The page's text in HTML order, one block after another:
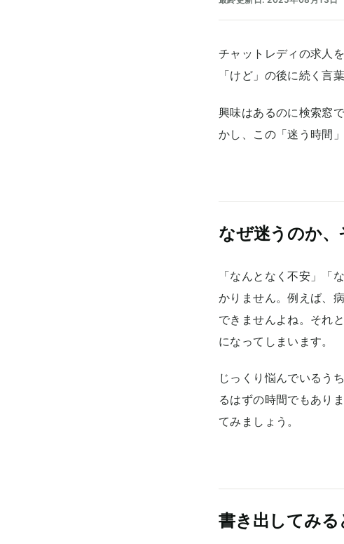
チャットレディの求人
「けど」の後に続く言
興味はあるのに検索窓
かし、この「迷う時間
なぜ迷うのか
「なんとなく不安」「
かりません。例えば、
できませんよね。それ
になってしまいます。
じっくり悩んでいるう
るはずの時間でもあり
てみましょう。
書き出してみる